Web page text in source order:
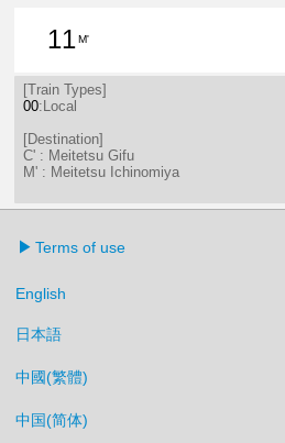
11
11分はつ
M'
[Train Types]
00:Local
[Destination]
C' : Meitetsu Gifu
M' : Meitetsu Ichinomiya
Terms of use
English
日本語
中國(繁體)
中国(简体)